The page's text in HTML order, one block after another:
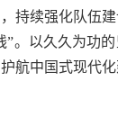
持续强化队伍
”。以久久为功
航中国式现代